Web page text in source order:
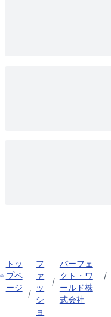
トッ
プペ
ージ
/
フ
ァ
ッ
シ
ョ
/
パーフェ
クト・ワ
ールド株
式会社
/